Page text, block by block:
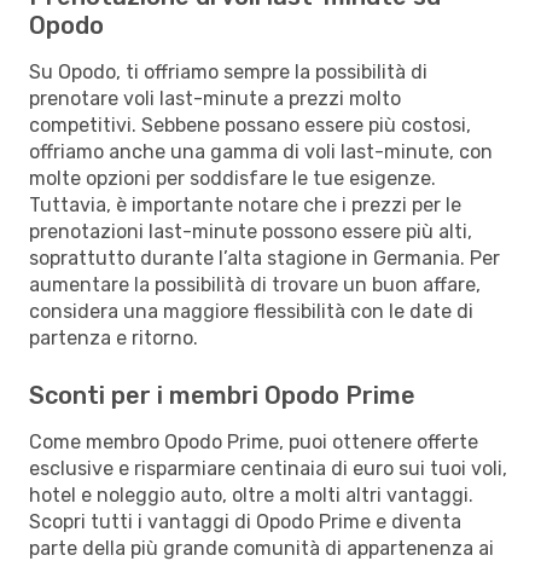
Opodo
Su Opodo, ti offriamo sempre la possibilità di
prenotare voli last-minute a prezzi molto
competitivi. Sebbene possano essere più costosi,
offriamo anche una gamma di voli last-minute, con
molte opzioni per soddisfare le tue esigenze.
Tuttavia, è importante notare che i prezzi per le
prenotazioni last-minute possono essere più alti,
soprattutto durante l’alta stagione in Germania. Per
aumentare la possibilità di trovare un buon affare,
considera una maggiore flessibilità con le date di
partenza e ritorno.
Sconti per i membri Opodo Prime
Come membro Opodo Prime, puoi ottenere offerte
esclusive e risparmiare centinaia di euro sui tuoi voli,
hotel e noleggio auto, oltre a molti altri vantaggi.
Scopri tutti i vantaggi di Opodo Prime e diventa
parte della più grande comunità di appartenenza ai